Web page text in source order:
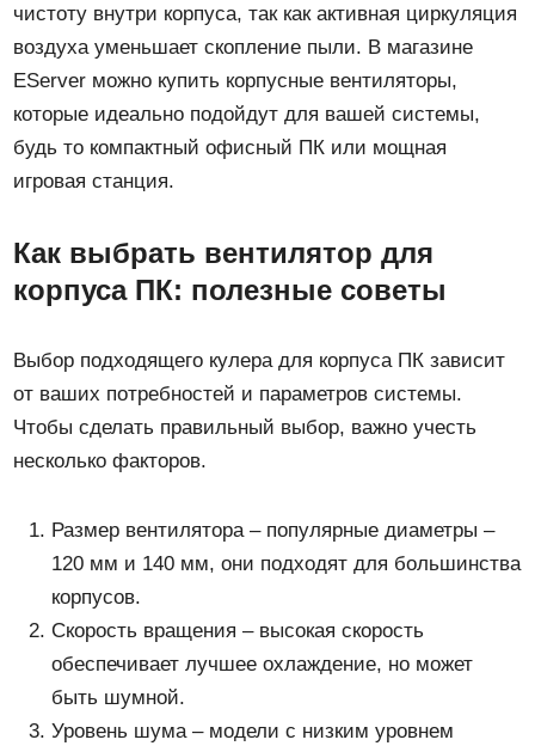
чистоту внутри корпуса, так как активная циркуляция
воздуха уменьшает скопление пыли. В магазине
EServer можно купить корпусные вентиляторы,
которые идеально подойдут для вашей системы,
будь то компактный офисный ПК или мощная
игровая станция.
Как выбрать вентилятор для
корпуса ПК: полезные советы
Выбор подходящего кулера для корпуса ПК зависит
от ваших потребностей и параметров системы.
Чтобы сделать правильный выбор, важно учесть
несколько факторов.
Размер вентилятора – популярные диаметры –
120 мм и 140 мм, они подходят для большинства
корпусов.
Скорость вращения – высокая скорость
обеспечивает лучшее охлаждение, но может
быть шумной.
Уровень шума – модели с низким уровнем